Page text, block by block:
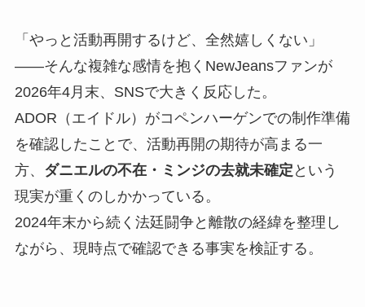
「やっと活動再開するけど、全然嬉しくない」
——そんな複雑な感情を抱くNewJeansファンが
2026年4月末、SNSで大きく反応した。
ADOR（エイドル）がコペンハーゲンでの制作準備
を確認したことで、活動再開の期待が高まる一
方、 ダニエルの不在・ミンジの去就未確定 という
現実が重くのしかかっている。
2024年末から続く法廷闘争と離散の経緯を整理し
ながら、現時点で確認できる事実を検証する。